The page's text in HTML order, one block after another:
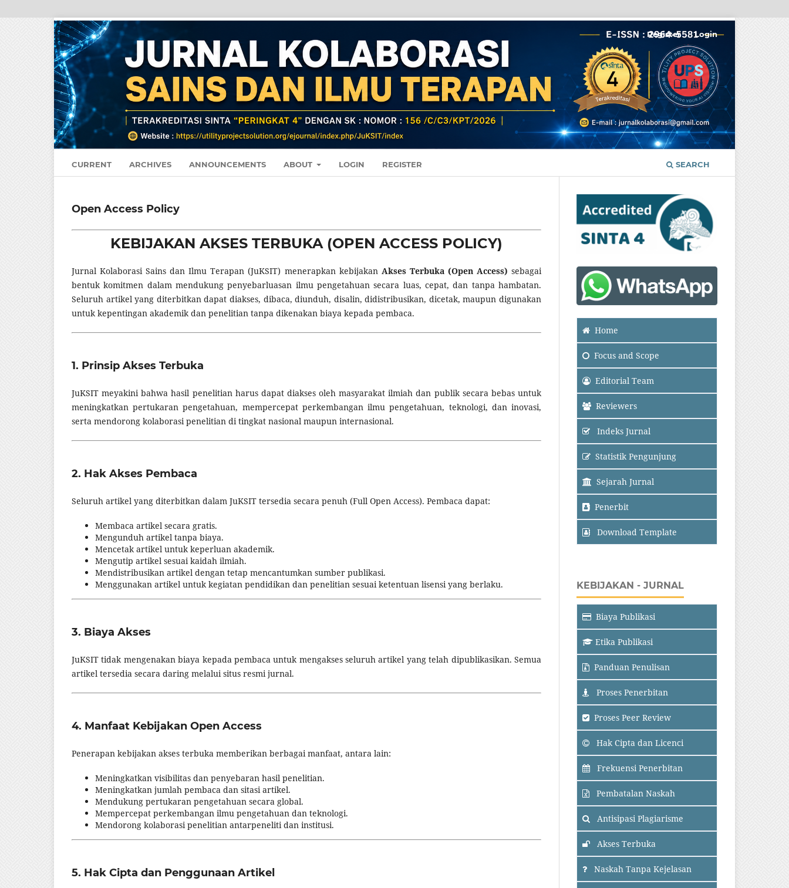
CURRENT ARCHIVES ANNOUNCEMENTS ABOUT LOGIN REGISTER SEARCH
Register Login
Open Access Policy
KEBIJAKAN AKSES TERBUKA (OPEN ACCESS POLICY)
Jurnal Kolaborasi Sains dan Ilmu Terapan (JuKSIT) menerapkan kebijakan Akses Terbuka (Open Access) sebagai
bentuk komitmen dalam mendukung penyebarluasan ilmu pengetahuan secara luas, cepat, dan tanpa hambatan.
Seluruh artikel yang diterbitkan dapat diakses, dibaca, diunduh, disalin, didistribusikan, dicetak, maupun digunakan
untuk kepentingan akademik dan penelitian tanpa dikenakan biaya kepada pembaca.
1. Prinsip Akses Terbuka
JuKSIT meyakini bahwa hasil penelitian harus dapat diakses oleh masyarakat ilmiah dan publik secara bebas untuk
meningkatkan pertukaran pengetahuan, mempercepat perkembangan ilmu pengetahuan, teknologi, dan inovasi,
serta mendorong kolaborasi penelitian di tingkat nasional maupun internasional.
2. Hak Akses Pembaca
Seluruh artikel yang diterbitkan dalam JuKSIT tersedia secara penuh (Full Open Access). Pembaca dapat:
Membaca artikel secara gratis.
Mengunduh artikel tanpa biaya.
Mencetak artikel untuk keperluan akademik.
Mengutip artikel sesuai kaidah ilmiah.
Mendistribusikan artikel dengan tetap mencantumkan sumber publikasi.
Menggunakan artikel untuk kegiatan pendidikan dan penelitian sesuai ketentuan lisensi yang berlaku.
3. Biaya Akses
JuKSIT tidak mengenakan biaya kepada pembaca untuk mengakses seluruh artikel yang telah dipublikasikan. Semua
artikel tersedia secara daring melalui situs resmi jurnal.
4. Manfaat Kebijakan Open Access
Penerapan kebijakan akses terbuka memberikan berbagai manfaat, antara lain:
Meningkatkan visibilitas dan penyebaran hasil penelitian.
Meningkatkan jumlah pembaca dan sitasi artikel.
Mendukung pertukaran pengetahuan secara global.
Mempercepat perkembangan ilmu pengetahuan dan teknologi.
Mendorong kolaborasi penelitian antarpeneliti dan institusi.
5. Hak Cipta dan Penggunaan Artikel
Home
Focus and Scope
Editorial Team
Reviewers
Indeks Jurnal
Statistik Pengunjung
Sejarah Jurnal
Penerbit
Download Template
KEBIJAKAN - JURNAL
Biaya Publikasi
Etika Publikasi
Panduan Penulisan
Proses Penerbitan
Proses Peer Review
Hak Cipta dan Licenci
Frekuensi Penerbitan
Pembatalan Naskah
Antisipasi Plagiarisme
Akses Terbuka
Naskah Tanpa Kejelasan